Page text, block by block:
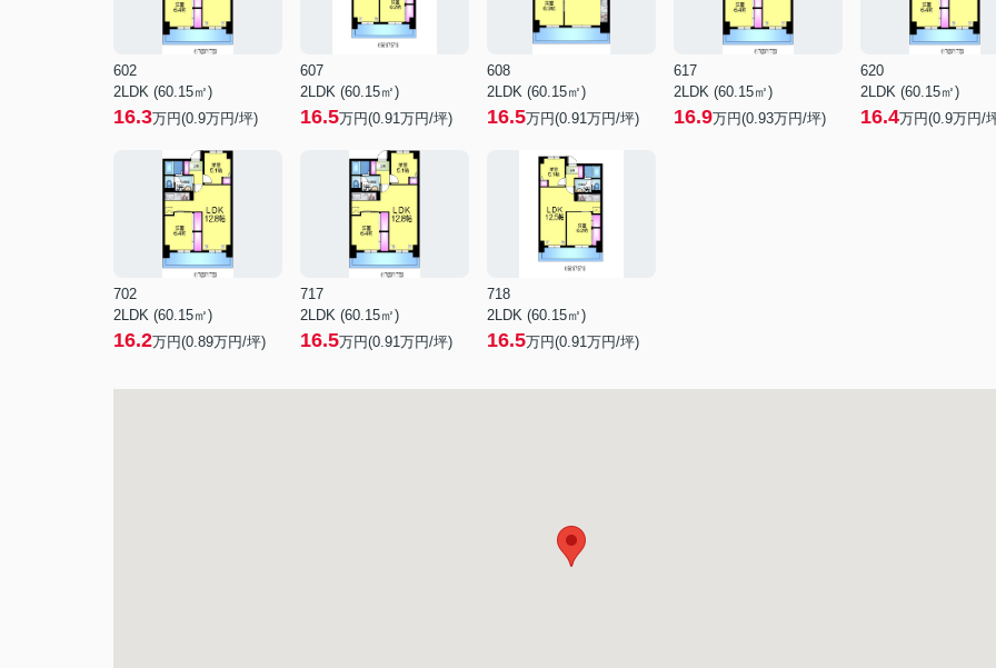
602
2LDK (60.15㎡)
16.3万円(0.9万円/坪)
607
2LDK (60.15㎡)
16.5万円(0.91万円/坪)
608
2LDK (60.15㎡)
16.5万円(0.91万円/坪)
617
2LDK (60.15㎡)
16.9万円(0.93万円/坪)
620
2LDK (60.15㎡)
16.4万円(0.9万円/
702
2LDK (60.15㎡)
16.2万円(0.89万円/坪)
717
2LDK (60.15㎡)
16.5万円(0.91万円/坪)
718
2LDK (60.15㎡)
16.5万円(0.91万円/坪)